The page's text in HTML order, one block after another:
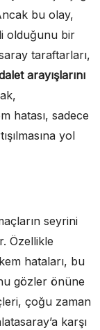
bu olay,
olduğunu bir
taraftarları,
arayışlarını
hatası, sadece
yol
seyrini
Özellikle
hataları, bu
gözler önüne
çoğu zaman
karşı